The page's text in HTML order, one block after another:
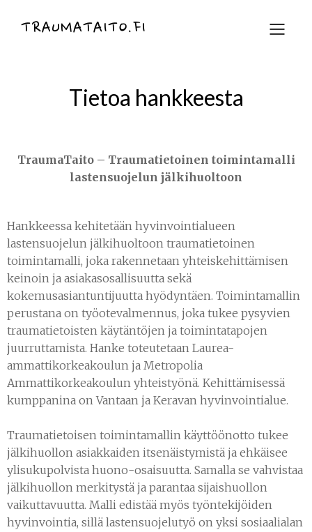
TRAUMATAITO.FI
Tietoa hankkeesta
Trau­ma­Tai­to – Trau­ma­tie­toi­nen toi­min­ta­mal­li
las­ten­suo­je­lun jäl­ki­huol­toon
Hankkeessa kehitetään hyvinvointialueen
lastensuojelun jälkihuoltoon traumatietoinen
toimintamalli, joka rakennetaan yhteiskehittämisen
keinoin ja asiakasosallisuutta sekä
kokemusasiantuntijuutta hyödyntäen. Toimintamallin
perustana on työotevalmennus, joka tukee pysyvien
traumatietoisten käytäntöjen ja toimintatapojen
juurruttamista. Hanke toteutetaan Laurea-
ammattikorkeakoulun ja Metropolia
Ammattikorkeakoulun yhteistyönä. Kehittämisessä
kumppanina on Vantaan ja Keravan hyvinvointialue.
Traumatietoisen toimintamallin käyttöönotto tukee
jälkihuollon asiakkaiden itsenäistymistä ja ehkäisee
ylisukupolvista huono-osaisuutta. Samalla se vahvistaa
jälkihuollon merkitystä ja parantaa sijaishuollon
vaikuttavuutta. Malli edistää myös työntekijöiden
hyvinvointia, sillä lastensuojelutyö on yksi sosiaalialan